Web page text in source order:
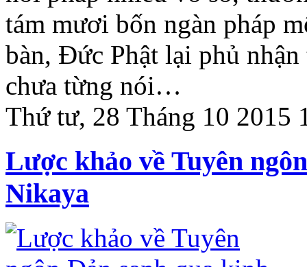
tám mươi bốn ngàn pháp
bàn, Đức Phật lại phủ
chưa từng nói…
Thứ tư, 28 Tháng 10 2015
Lược khảo về Tuyên
Nikaya